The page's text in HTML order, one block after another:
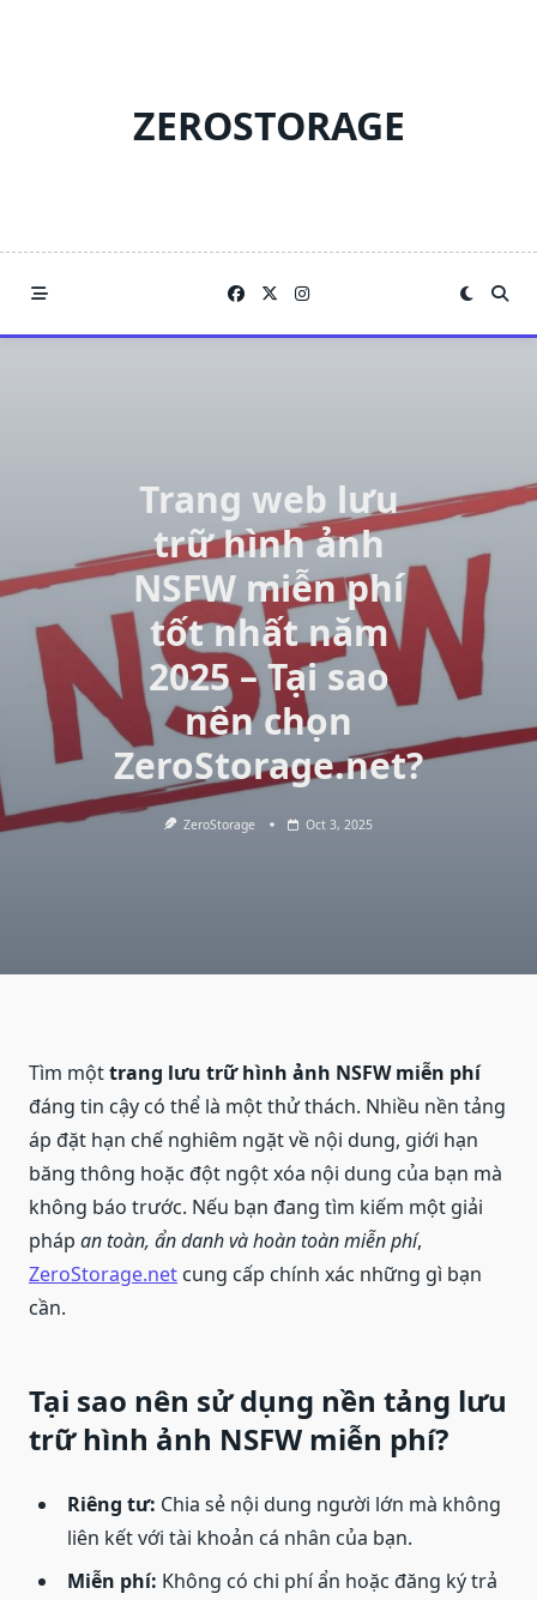
ZEROSTORAGE
Trang web lưu
trữ hình ảnh
NSFW miễn phí
tốt nhất năm
2025 – Tại sao
nên chọn
ZeroStorage.net?
ZeroStorage Oct 3, 2025
Tìm mộttrang lưu trữ hình ảnh NSFW miễn phí
đáng tin cậy có thể là một thử thách. Nhiều nền tảng
áp đặt hạn chế nghiêm ngặt về nội dung, giới hạn
băng thông hoặc đột ngột xóa nội dung của bạn mà
không báo trước. Nếu bạn đang tìm kiếm một giải
pháp an toàn, ẩn danh và hoàn toàn miễn phí,
ZeroStorage.net cung cấp chính xác những gì bạn
cần.
Tại sao nên sử dụng nền tảng lưu
trữ hình ảnh NSFW miễn phí?
Riêng tư: Chia sẻ nội dung người lớn mà không
liên kết với tài khoản cá nhân của bạn.
Miễn phí: Không có chi phí ẩn hoặc đăng ký trả